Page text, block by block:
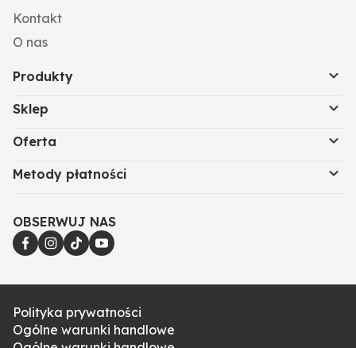
Kontakt
O nas
Produkty
Sklep
Oferta
Metody płatności
OBSERWUJ NAS
Polityka prywatności
Ogólne warunki handlowe